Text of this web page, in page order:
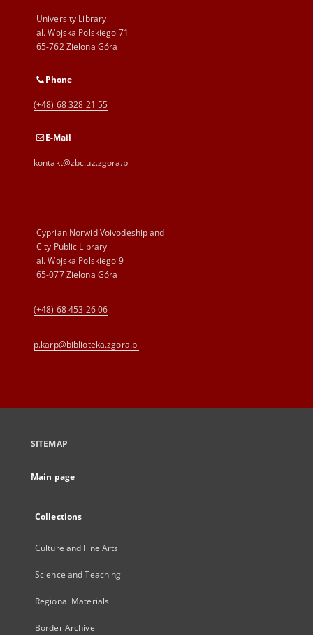
University Library
al. Wojska Polskiego 71
65-762 Zielona Góra
Phone
(+48) 68 328 21 55
E-Mail
kontakt@zbc.uz.zgora.pl
Cyprian Norwid Voivodeship and
City Public Library
al. Wojska Polskiego 9
65-077 Zielona Góra
(+48) 68 453 26 06
p.karp@biblioteka.zgora.pl
SITEMAP
Main page
Collections
Culture and Fine Arts
Science and Teaching
Regional Materials
Border Archive